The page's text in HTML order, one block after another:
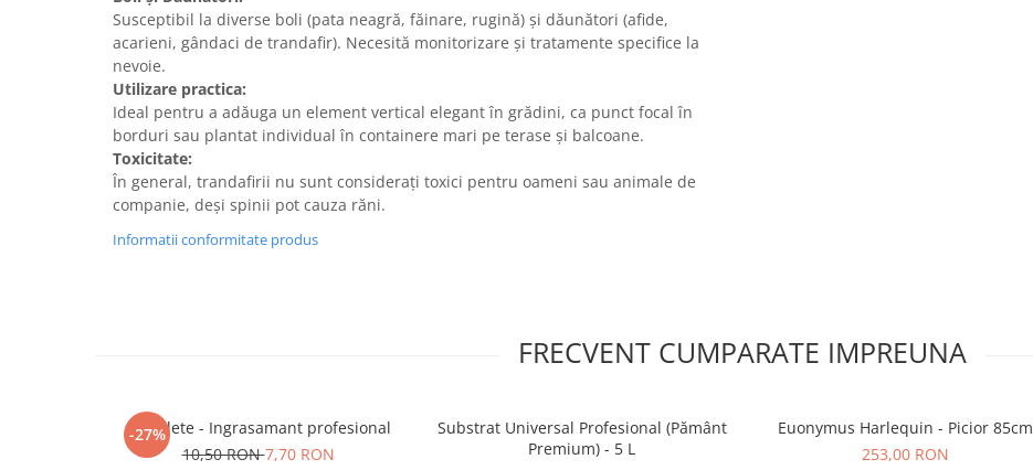
Susceptibil la diverse boli (pata neagră, făinare, rugină) și dăunători (afide,
acarieni, gândaci de trandafir). Necesită monitorizare și tratamente specifice la
nevoie.
Utilizare practica:
Ideal pentru a adăuga un element vertical elegant în grădini, ca punct focal în
borduri sau plantat individual în containere mari pe terase și balcoane.
Toxicitate:
În general, trandafirii nu sunt considerați toxici pentru oameni sau animale de
companie, deși spinii pot cauza răni.
Informatii conformitate produs
FRECVENT CUMPARATE IMPREUNA
-27%
5 Tablete - Ingrasamant profesional
10,50 RON7,70 RON
Substrat Universal Profesional (Pământ
Premium) - 5 L
Euonymus Harlequin - Picior 85cm
253,00 RON